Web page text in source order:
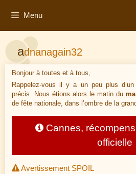
Menu
adnanagain32
Bonjour à toutes et à tous,
Rappelez-vous il y a un peu plus
précis. Nous étions alors le matin du
de fête nationale, dans l’ombre de la
Cannes,
officielle
Avertissement SPOIL